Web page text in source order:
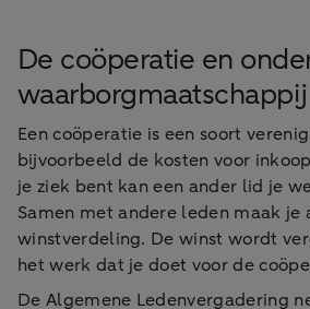
De coöperatie en
waarborgmaatschappij
Een coöperatie is een soort
bijvoorbeeld de kosten voor
je ziek bent kan een ander lid je
Samen met andere leden maak je
winstverdeling. De winst wordt
het werk dat je doet voor de
De Algemene Ledenvergadering